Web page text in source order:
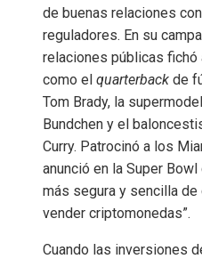
de buenas relaciones
reguladores. En su
relaciones públicas fichó
como el quarterback de
Tom Brady, la
Bundchen y el
Curry. Patrocinó a los
anunció en la Super Bowl
más segura y sencilla de
vender criptomonedas”.
Cuando las inversiones